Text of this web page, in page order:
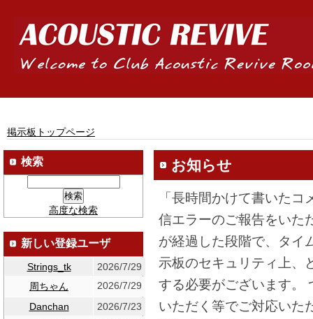
掲示板トップページ
お知らせ
「長時間かけて書いた
信エラーのご報告をいた
が経過した段階で、タイ
示板のセキュリティ上、
する必要がございます。
いただく等でご対応いた
検索
高度な検索
新しい登録ユーザ
Strings_tk
2026/7/29
周ちゃん
2026/7/29
Danchan
2026/7/23